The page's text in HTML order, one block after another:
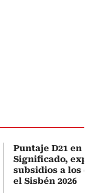
Puntaje D21 en
Significado,
subsidios a los
el Sisbén 2026